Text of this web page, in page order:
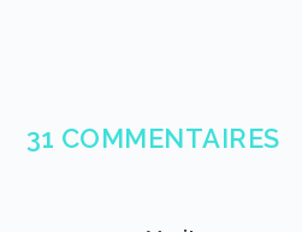
31 COMMENTAIRES